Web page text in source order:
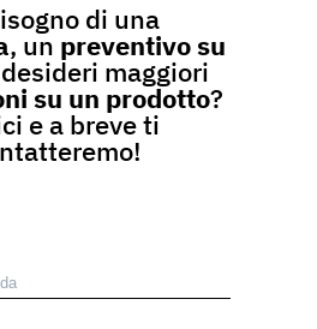
di una
, un preventivo su
maggiori
su un prodotto?
e a breve ti